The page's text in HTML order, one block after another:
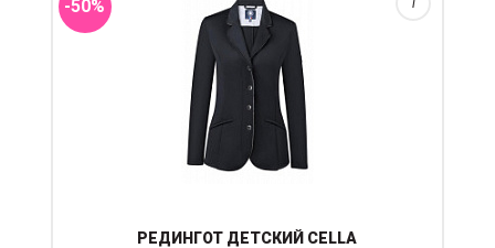
-50%
РЕДИНГОТ ДЕТСКИЙ CELLA
i